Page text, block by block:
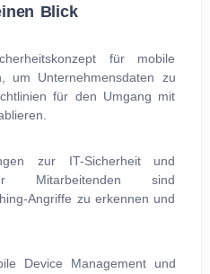
Blick
für mobile
um Unternehmensdaten zu
für den Umgang mit
zur IT-Sicherheit und
Mitarbeitenden sind
Angriffe zu erkennen und
Device Management und